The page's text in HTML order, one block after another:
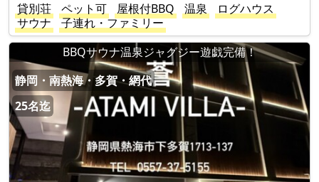
貸別荘
ペット可 屋根付BBQ 温泉
ログハウス
サウナ
子連れ・ファミリー
BBQサウナ温泉ジャグジー遊戯完備！
静岡・南熱海・多賀・網代
25名迄